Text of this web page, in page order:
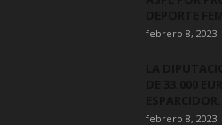
febrero 8, 2023
febrero 8, 2023